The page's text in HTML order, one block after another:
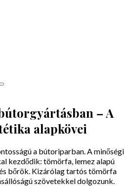
– A
alapkövei
a bútoriparban. A minőségi
kezdődik: tömörfa, lemez alapú
bőrök. Kizárólag tartós tömörfa
szövetekkel dolgozunk.